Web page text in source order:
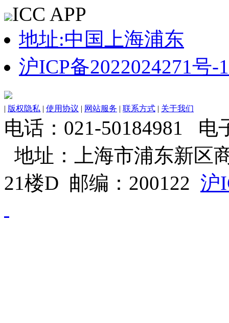
ICC APP
地址:中国上海浦东
沪ICP备2022024271号-1
| 版权隐私 | 使用协议 | 网站服务 | 联系方式 | 关于我们
电话：021-50184981 电
地址：上海市浦东新区
21楼D 邮编：200122 沪